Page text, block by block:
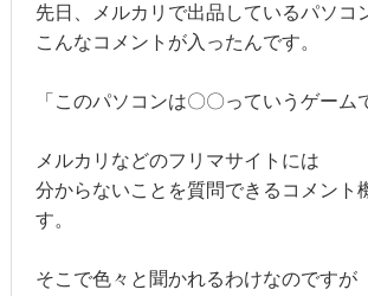
先日、メルカリで出品しているパソコ
こんなコメントが入ったんです。
「このパソコンは〇〇っていうゲーム
メルカリなどのフリマサイトには
分からないことを質問できるコメント
す。
そこで色々と聞かれるわけなのですが